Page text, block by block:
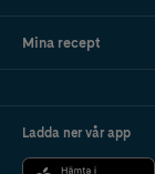
Mina recept
Ladda ner vår app